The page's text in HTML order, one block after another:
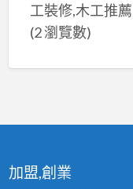
工裝修,木工推
(2 瀏覽數)
加盟,創業